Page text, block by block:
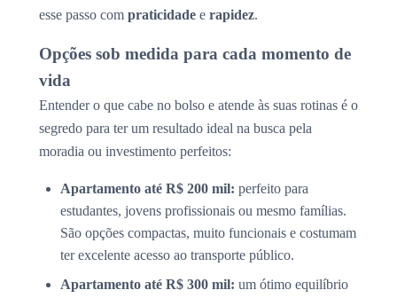
esse passo com praticidade e rapidez.
Opções sob medida para cada momento de
vida
Entender o que cabe no bolso e atende às suas rotinas é o
segredo para ter um resultado ideal na busca pela
moradia ou investimento perfeitos:
Apartamento até R$ 200 mil: perfeito para
estudantes, jovens profissionais ou mesmo famílias.
São opções compactas, muito funcionais e costumam
ter excelente acesso ao transporte público.
Apartamento até R$ 300 mil: um ótimo equilíbrio